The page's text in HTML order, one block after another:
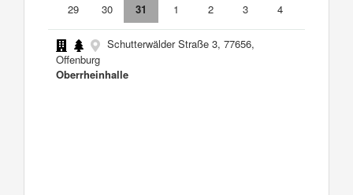
29
30 31 1 2 3 4
Schutterwälder Straße 3, 77656,
Offenburg
Oberrheinhalle